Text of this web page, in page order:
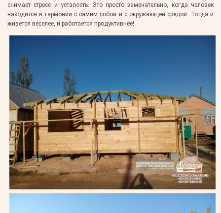
снимает стресс и усталость. Это просто замечательно, когда человек
находится в гармонии с самим собой и с окружающей средой. Тогда и
живется веселее, и работается продуктивнее!